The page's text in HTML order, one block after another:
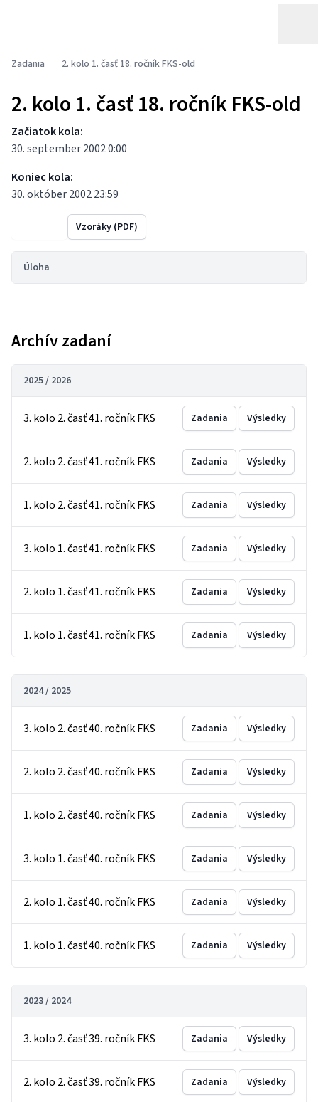
Zadania 2. kolo 1. časť 18. ročník FKS-old
2. kolo 1. časť 18. ročník FKS-old
Začiatok kola:
30. september 2002 0:00
Koniec kola:
30. október 2002 23:59
Vzoráky (PDF)
Úloha
Archív zadaní
2025 / 2026
3. kolo 2. časť 41. ročník FKS Zadania Výsledky
2. kolo 2. časť 41. ročník FKS Zadania Výsledky
1. kolo 2. časť 41. ročník FKS Zadania Výsledky
3. kolo 1. časť 41. ročník FKS Zadania Výsledky
2. kolo 1. časť 41. ročník FKS Zadania Výsledky
1. kolo 1. časť 41. ročník FKS Zadania Výsledky
2024 / 2025
3. kolo 2. časť 40. ročník FKS Zadania Výsledky
2. kolo 2. časť 40. ročník FKS Zadania Výsledky
1. kolo 2. časť 40. ročník FKS Zadania Výsledky
3. kolo 1. časť 40. ročník FKS Zadania Výsledky
2. kolo 1. časť 40. ročník FKS Zadania Výsledky
1. kolo 1. časť 40. ročník FKS Zadania Výsledky
2023 / 2024
3. kolo 2. časť 39. ročník FKS Zadania Výsledky
2. kolo 2. časť 39. ročník FKS Zadania Výsledky